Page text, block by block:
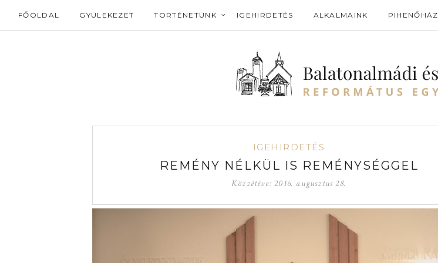
FŐOLDAL GYÜLEKEZET TÖRTÉNETÜNK IGEHIRDETÉS ALKALMAINK PIHENŐHÁZ
IGEHIRDETÉS
REMÉNY NÉLKÜL IS REMÉNYSÉGGEL
Közzétéve:2016. augusztus 28.